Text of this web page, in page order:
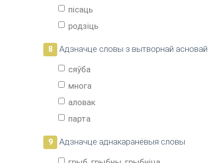
пісаць
родзіць
8 Адзначце словы з вытворнай асновай
сяўба
многа
аловак
парта
9 Адзначце аднакаранёвыя словы